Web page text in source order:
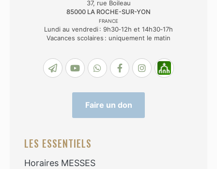
37, rue Boileau
85000 LA ROCHE-SUR-YON
FRANCE
Lundi au vendredi : 9h30‑12h et 14h30‑17h
Vacances scolaires : uniquement le matin
Faire un don
LES ESSENTIELS
Horaires MESSES